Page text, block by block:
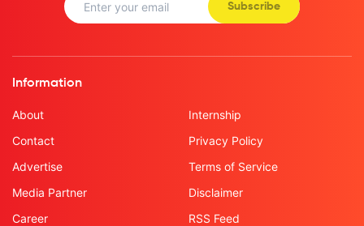
Subscribe
Information
About
Contact
Advertise
Media Partner
Career
Internship
Privacy Policy
Terms of Service
Disclaimer
RSS Feed